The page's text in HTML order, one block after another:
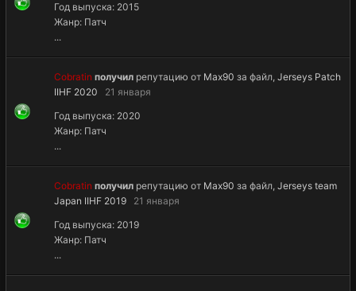
Год выпуска: 2015
Жанр: Патч
...
Cobratin получил репутацию от Max90 за файл, Jerseys Patch
IIHF 2020
21 января
Год выпуска: 2020
Жанр: Патч
...
Cobratin получил репутацию от Max90 за файл, Jerseys team
Japan IIHF 2019
21 января
Год выпуска: 2019
Жанр: Патч
...